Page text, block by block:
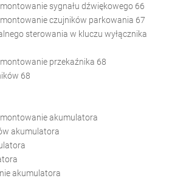
sygnału dźwiękowego 66
czujników parkowania 67
sterowania w kluczu wyłącznika
przekaźnika 68
68
akumulatora
akumulatora
akumulatora